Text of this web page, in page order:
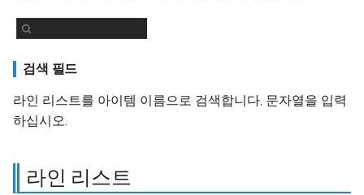
검색 필드
라인 리스트를 아이템 이름으로 검색합니다. 문자열을 입력
하십시오.
라인 리스트